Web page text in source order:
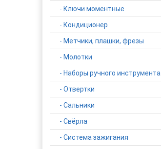
- Ключи моментные
- Кондиционер
- Метчики, плашки, фрезы
- Молотки
- Наборы ручного инструмента
- Отвертки
- Сальники
- Свёрла
- Система зажигания